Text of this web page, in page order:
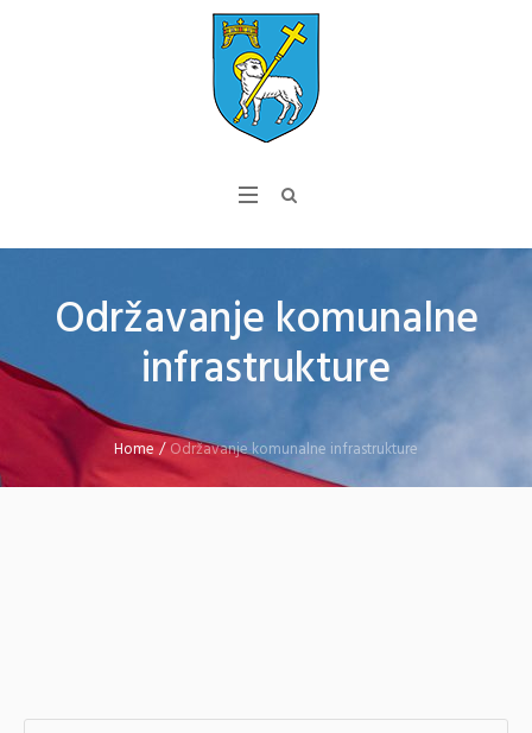
Održavanje komunalne
infrastrukture
Home /Održavanje komunalne infrastrukture